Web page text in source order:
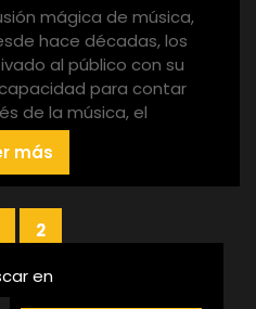
mágica de música,
hace décadas, los
al público con su
para contar
de la música, el
más
Página
2
en